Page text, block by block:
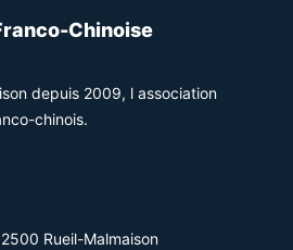
Chinoise
depuis 2009, l association
chinois.
Rueil-Malmaison